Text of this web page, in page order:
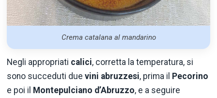
Crema catalana al mandarino
Negli appropriati calici, corretta la temperatura, si
sono succeduti due vini abruzzesi, prima il Pecorino
e poi il Montepulciano d’Abruzzo, e a seguire